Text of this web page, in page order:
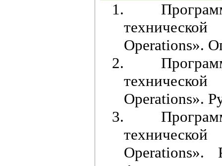
1.
Operations».
2.
Operations».
3.
Operations».